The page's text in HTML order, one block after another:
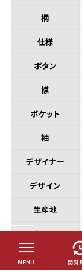
柄
仕様
ボタン
襟
ポケット
袖
デザイナー
デザイン
生産地
ブランド
【種別】